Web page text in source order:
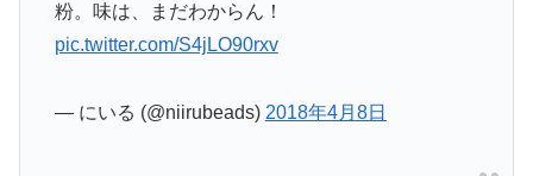
粉。味は、まだわからん！
pic.twitter.com/S4jLO90rxv
— にいる (@niirubeads) 2018年4月8日